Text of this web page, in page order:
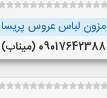
مزون لباس عروس پریسا
09017642388 (میناب)